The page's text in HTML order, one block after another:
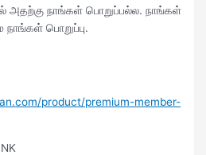
அதற்கு நாங்கள் பொறுப்பல்ல. நாங்கள்
நாங்கள் பொறுப்பு.
product/premium-member-